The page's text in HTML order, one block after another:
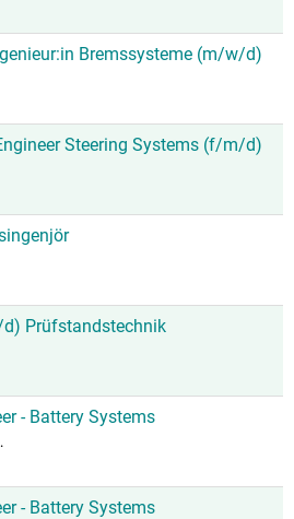
Bremssysteme (m/w/d)
Steering Systems (f/m/d)
Prüfstandstechnik
- Battery Systems
- Battery Systems